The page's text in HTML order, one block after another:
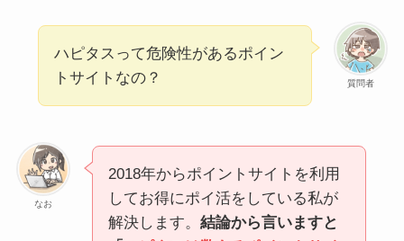
質問者
ハピタスって危険性があるポイン
トサイトなの？
なお
2018年からポイントサイトを利用
してお得にポイ活をしている私が
解決します。 結論から言いますと